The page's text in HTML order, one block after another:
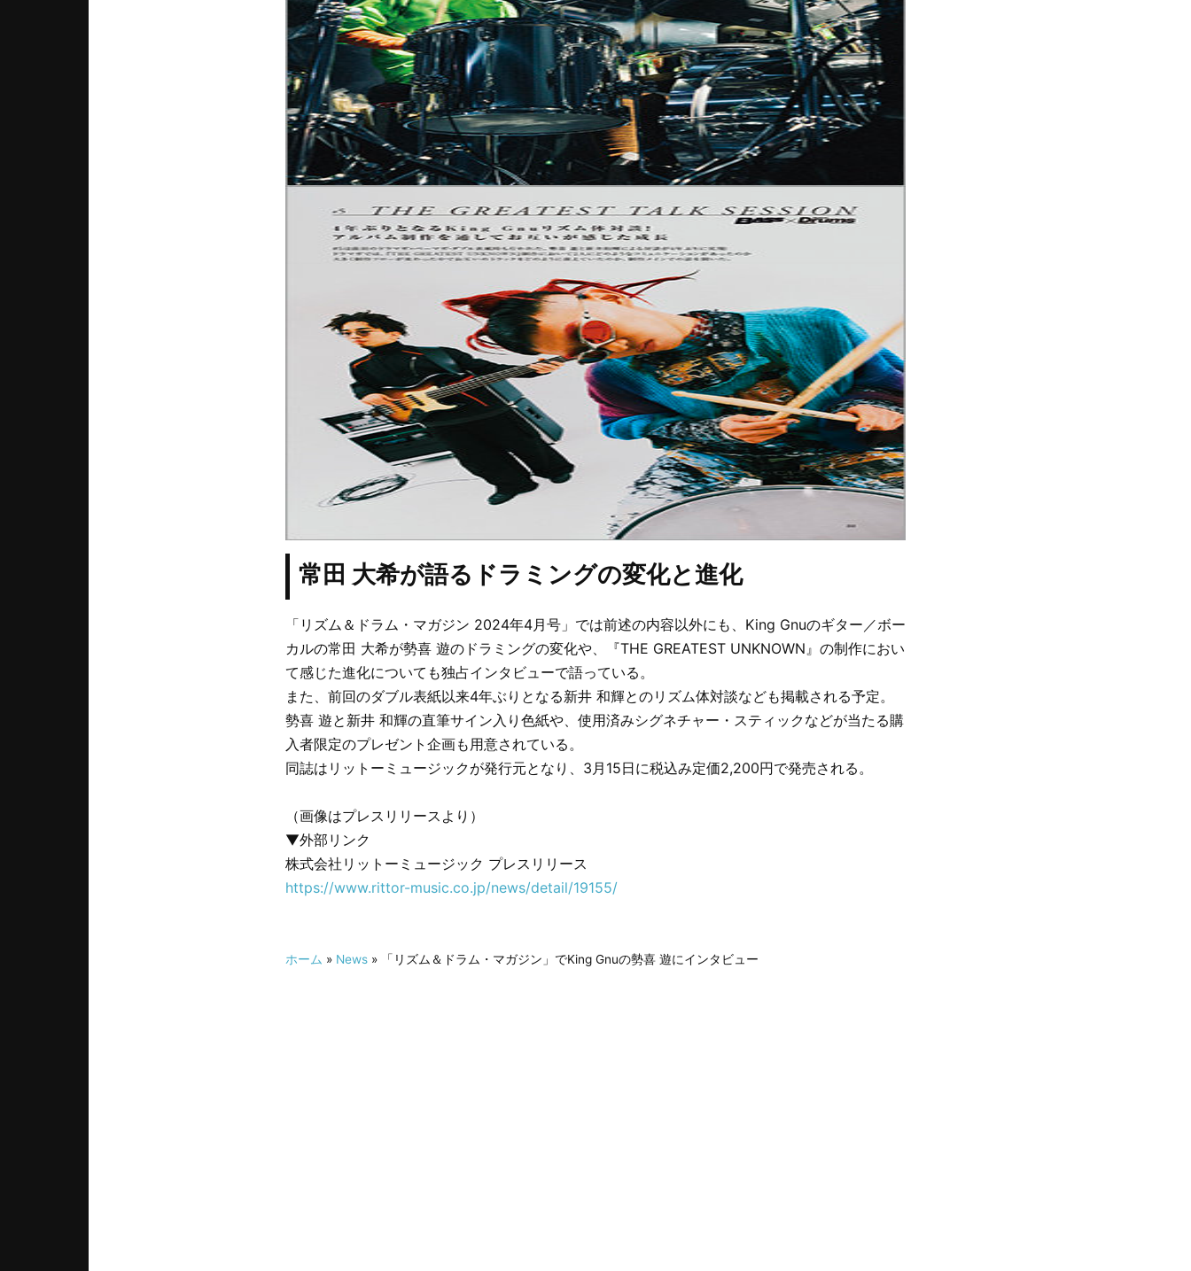
常田 大希が語るドラミングの変化と進化
「リズム＆ドラム・マガジン 2024年4月号」では前述の内容以外にも、King Gnuのギター／ボー
カルの常田 大希が勢喜 遊のドラミングの変化や、『THE GREATEST UNKNOWN』の制作におい
て感じた進化についても独占インタビューで語っている。
また、前回のダブル表紙以来4年ぶりとなる新井 和輝とのリズム体対談なども掲載される予定。
勢喜 遊と新井 和輝の直筆サイン入り色紙や、使用済みシグネチャー・スティックなどが当たる購
入者限定のプレゼント企画も用意されている。
同誌はリットーミュージックが発行元となり、3月15日に税込み定価2,200円で発売される。
（画像はプレスリリースより）
▼外部リンク
株式会社リットーミュージック プレスリリース
https://www.rittor-music.co.jp/news/detail/19155/
ホーム » News » 「リズム＆ドラム・マガジン」でKing Gnuの勢喜 遊にインタビュー